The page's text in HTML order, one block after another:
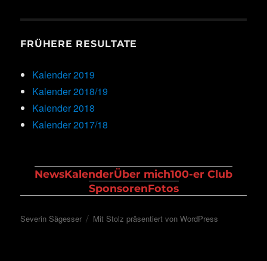
FRÜHERE RESULTATE
Kalender 2019
Kalender 2018/19
Kalender 2018
Kalender 2017/18
NewsKalenderÜber mich100-er Club
SponsorenFotos
Severin Sägesser Mit Stolz präsentiert von WordPress